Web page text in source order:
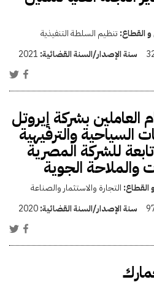
القطاع: تنظيم السلطة التنفيذية
سنة الإصدار/السنة القضائية: 2021
العاملين بشركة إيروتل
السياحية والترفيهية
للشركة المصرية
والملاحة الجوية
القطاع: التجارة والاستثمار والصناعة
سنة الإصدار/السنة القضائية:2020